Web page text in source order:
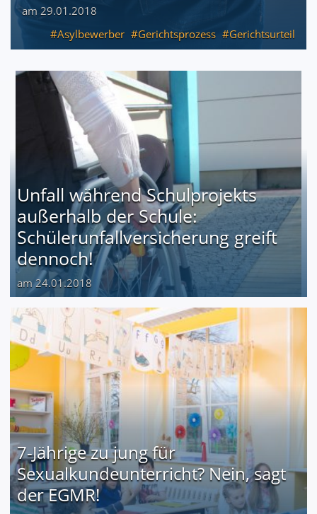
am 29.01.2018
Asylbewerber
Gerichtsprozess Gerichtsurteil
Unfall während Schulprojekts
außerhalb der Schule:
Schülerunfallversicherung greift
dennoch!
am 24.01.2018
7-Jährige zu jung für
Sexualkundeunterricht? Nein, sagt
der EGMR!